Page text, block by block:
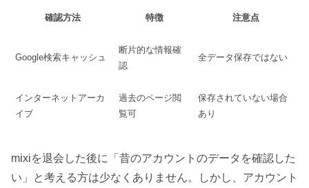
確認方法 特徴 注意点
Google検索キャッシュ
断片的な情報確
認
全データ保存ではない
インターネットアーカ
イブ
過去のページ閲
覧可
保存されていない場合
あり
mixiを退会した後に「昔のアカウントのデータを確認した
い」と考える方は少なくありません。しかし、アカウント